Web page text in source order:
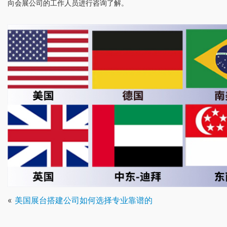
向会展公司的工作人员进行咨询了解。
« 美国展台搭建公司如何选择专业靠谱的